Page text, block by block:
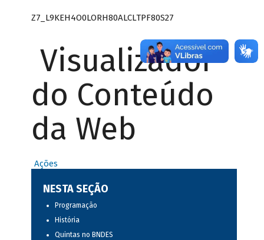
Z7_L9KEH4O0LORH80ALCLTPF80S27
Visualizador
do Conteúdo
da Web
Ações
NESTA SEÇÃO
Programação
História
Quintas no BNDES